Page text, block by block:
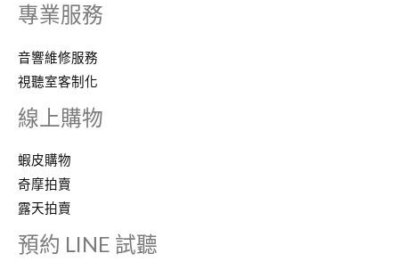
專業服務
音響維修服務
視聽室客制化
線上購物
蝦皮購物
奇摩拍賣
露天拍賣
預約 LINE 試聽